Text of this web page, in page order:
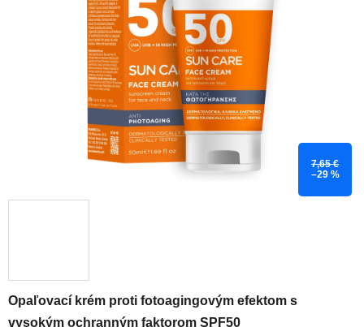
Opaľovací krém proti fotoagingovým efektom s
vysokým ochranným faktorom SPF50
7,65 €
–29 %